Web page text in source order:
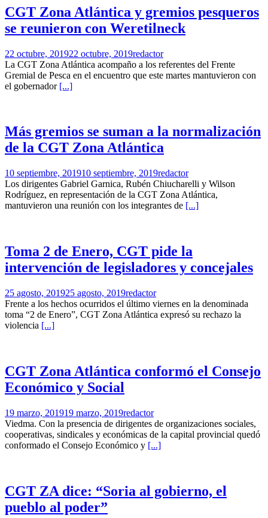
CGT Zona Atlántica y gremios pesqueros
se reunieron con Weretilneck
22 octubre, 201922 octubre, 2019redactor
La CGT Zona Atlántica acompaño a los referentes del Frente
Gremial de Pesca en el encuentro que este martes mantuvieron con
el gobernador [...]
Más gremios se suman a la normalización
de la CGT Zona Atlántica
10 septiembre, 201910 septiembre, 2019redactor
Los dirigentes Gabriel Garnica, Rubén Chiucharelli y Wilson
Rodríguez, en representación de la CGT Zona Atlántica,
mantuvieron una reunión con los integrantes de [...]
Toma 2 de Enero, CGT pide la
intervención de legisladores y concejales
25 agosto, 201925 agosto, 2019redactor
Frente a los hechos ocurridos el último viernes en la denominada
toma “2 de Enero”, CGT Zona Atlántica expresó su rechazo la
violencia [...]
CGT Zona Atlántica conformó el Consejo
Económico y Social
19 marzo, 201919 marzo, 2019redactor
Viedma. Con la presencia de dirigentes de organizaciones sociales,
cooperativas, sindicales y económicas de la capital provincial quedó
conformado el Consejo Económico y [...]
CGT ZA dice: “Soria al gobierno, el
pueblo al poder”